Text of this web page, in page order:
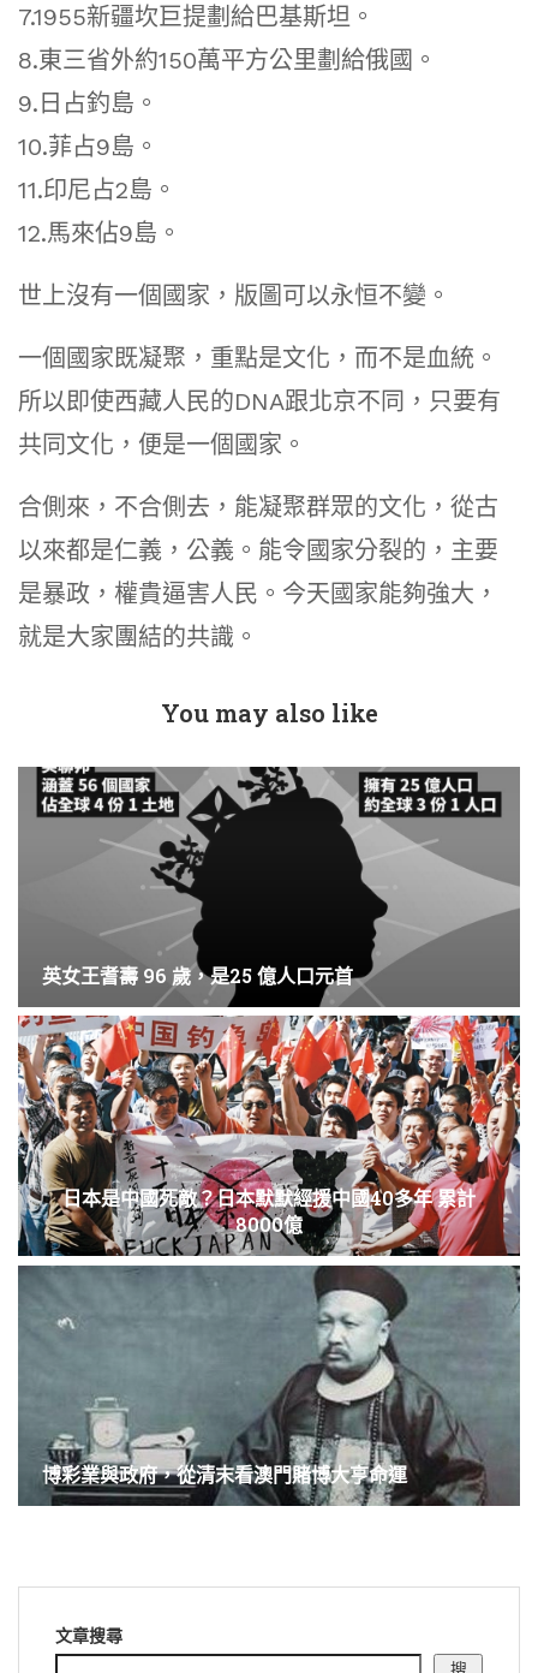
7.1955新疆坎巨提劃給巴基斯坦。
8.東三省外約150萬平方公里劃給俄國。
9.日占釣島。
10.菲占9島。
11.印尼占2島。
12.馬來佔9島。
世上沒有一個國家，版圖可以永恒不變。
一個國家既凝聚，重點是文化，而不是血統。
所以即使西藏人民的DNA跟北京不同，只要有
共同文化，便是一個國家。
合側來，不合側去，能凝聚群眾的文化，從古
以來都是仁義，公義。能令國家分裂的，主要
是暴政，權貴逼害人民。今天國家能夠強大，
就是大家團結的共識。
You may also like
英女王耆壽 96 歲，是25 億人口元首
日本是中國死敵？日本默默經援中國40多年 累計
8000億
博彩業與政府，從清末看澳門賭博大亨命運
文章搜尋
搜